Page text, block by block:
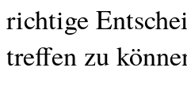
richtige
treffen zu